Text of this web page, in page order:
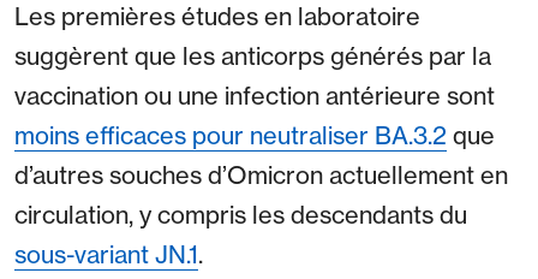
Les premières études en laboratoire
suggèrent que les anticorps générés par la
vaccination ou une infection antérieure sont
moins efficaces pour neutraliser BA.3.2 que
d’autres souches d’Omicron actuellement en
circulation, y compris les descendants du
sous-variant JN.1.